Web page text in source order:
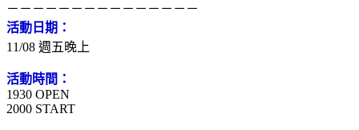
－－－－－－－－－－－－－－－
活動日期：
11/08 週五晚上
活動時間：
1930 OPEN
2000 START